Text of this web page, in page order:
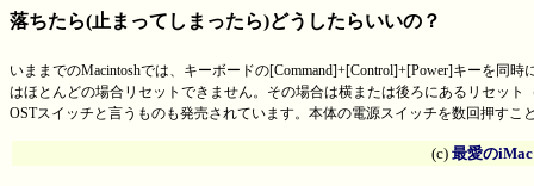
落ちたら(止まってしまったら)どうしたらいいの？
いままでのMacintoshでは、キーボードの[Command]+[Control]+[Power]キーを同
はほとんどの場合リセットできません。その場合は横または後ろにあるリセッ
OSTスイッチと言うものも発売されています。本体の電源スイッチを数回押すこ
(c) 最愛の